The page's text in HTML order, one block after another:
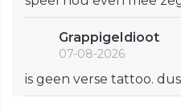
GrappigeIdioot
07-08-2026
is geen verse tattoo.